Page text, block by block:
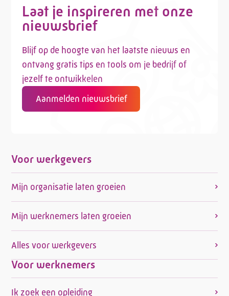
Laat je inspireren met onze
nieuwsbrief
Blijf op de hoogte van het laatste nieuws en
ontvang gratis tips en tools om je bedrijf of
jezelf te ontwikkelen
Aanmelden nieuwsbrief
Voor werkgevers
Mijn organisatie laten groeien
Mijn werknemers laten groeien
Alles voor werkgevers
Voor werknemers
Ik zoek een opleiding